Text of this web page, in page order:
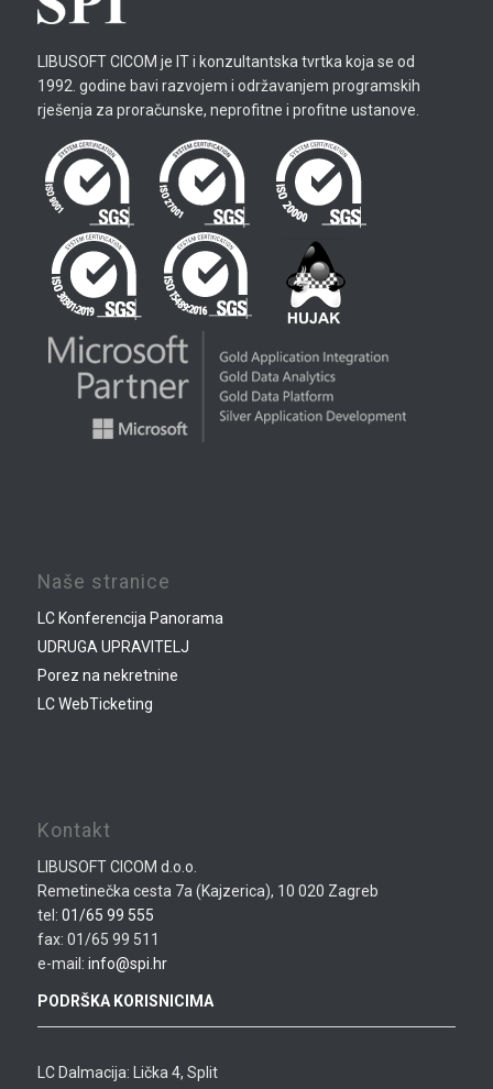
LIBUSOFT CICOM je IT i konzultantska tvrtka koja se od
1992. godine bavi razvojem i održavanjem programskih
rješenja za proračunske, neprofitne i profitne ustanove.
Naše stranice
LC Konferencija Panorama
UDRUGA UPRAVITELJ
Porez na nekretnine
LC WebTicketing
Kontakt
LIBUSOFT CICOM d.o.o.
Remetinečka cesta 7a (Kajzerica), 10 020 Zagreb
tel: 01/65 99 555
fax: 01/65 99 511
e-mail: info@spi.hr
PODRŠKA KORISNICIMA
LC Dalmacija: Lička 4, Split